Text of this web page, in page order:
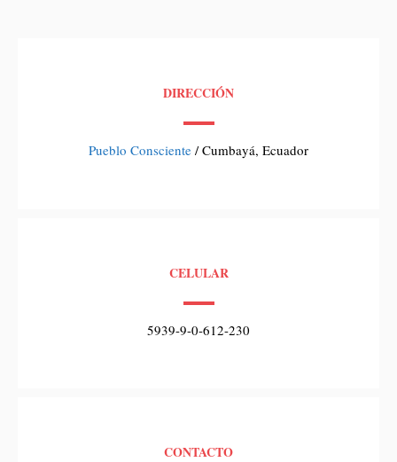
DIRECCIÓN
Pueblo Consciente / Cumbayá, Ecuador
CELULAR
5939-9-0-612-230
CONTACTO